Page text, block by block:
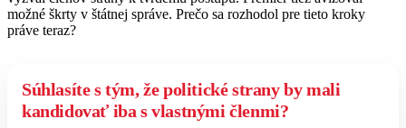
možné škrty v štátnej správe. Prečo sa rozhodol pre tieto kroky
práve teraz?
Súhlasíte s tým, že politické strany by mali
kandidovať iba s vlastnými členmi?